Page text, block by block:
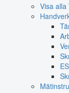
Visa alla